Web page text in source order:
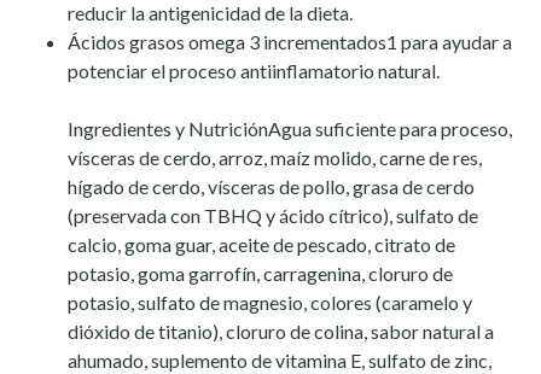
reducir la antigenicidad de la dieta.
Ácidos grasos omega 3 incrementados1 para ayudar a
potenciar el proceso antiinflamatorio natural.
Ingredientes y NutriciónAgua suficiente para proceso,
vísceras de cerdo, arroz, maíz molido, carne de res,
hígado de cerdo, vísceras de pollo, grasa de cerdo
(preservada con TBHQ y ácido cítrico), sulfato de
calcio, goma guar, aceite de pescado, citrato de
potasio, goma garrofín, carragenina, cloruro de
potasio, sulfato de magnesio, colores (caramelo y
dióxido de titanio), cloruro de colina, sabor natural a
ahumado, suplemento de vitamina E, sulfato de zinc,